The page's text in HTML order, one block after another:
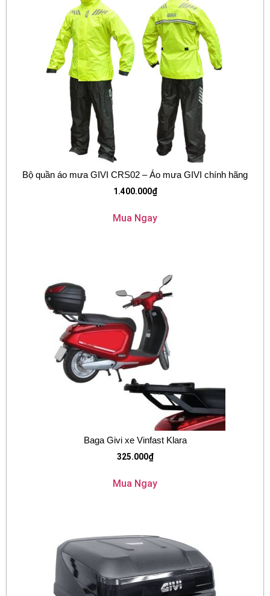
Bộ quần áo mưa GIVI CRS02 – Áo mưa GIVI chính hãng
1.400.000₫
Mua Ngay
Baga Givi xe Vinfast Klara
325.000₫
Mua Ngay